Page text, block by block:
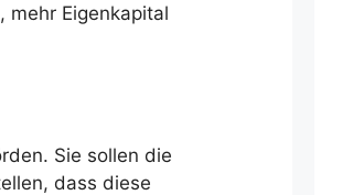
mehr Eigenkapital
Sie sollen die
dass diese